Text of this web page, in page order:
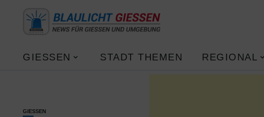
GIESSEN STADT THEMEN REGIONAL
GIESSEN